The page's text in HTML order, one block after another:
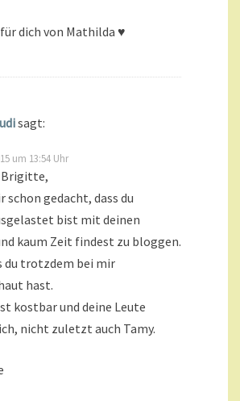
dich von Mathilda ♥
sagt:
um 13:54 Uhr
schon gedacht, dass du
bist mit deinen
kaum Zeit findest zu bloggen.
du trotzdem bei mir
hast.
kostbar und deine Leute
nicht zuletzt auch Tamy.